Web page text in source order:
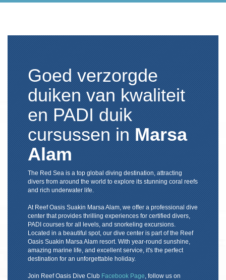
Goed verzorgde
duiken van kwaliteit
en PADI duik
cursussen in Marsa
Alam
The Red Sea is a top global diving destination, attracting
divers from around the world to explore its stunning coral reefs
and rich underwater life.
At Reef Oasis Suakin Marsa Alam, we offer a professional dive
center that provides thrilling experiences for certified divers,
PADI courses for all levels, and snorkeling excursions.
Located in a beautiful spot, our dive center is part of the Reef
Oasis Suakin Marsa Alam resort. With year-round sunshine,
amazing marine life, and excellent service, it's the perfect
destination for an unforgettable holiday.
Join Reef Oasis Dive ClubFacebook Page , follow us on